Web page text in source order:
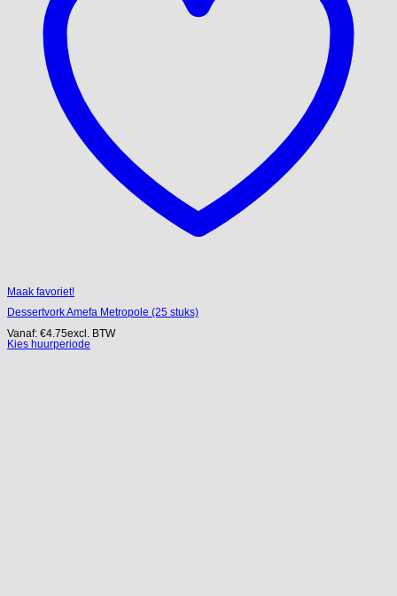
Maak favoriet!
Dessertvork Amefa Metropole (25 stuks)
Vanaf: €4.75excl. BTW
Kies huurperiode